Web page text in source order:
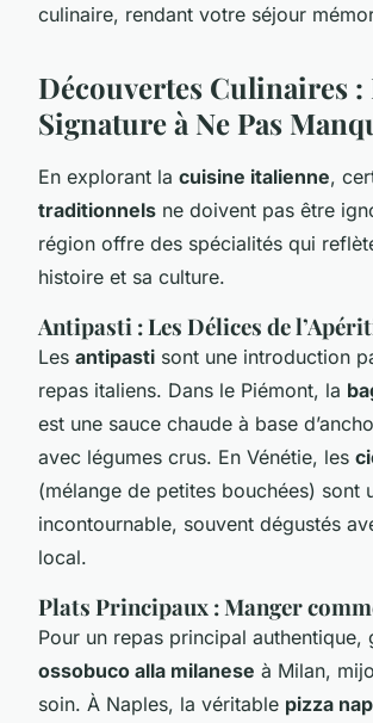
culinaire, rendant votre séjour
Découvertes Culinaires :
Signature à Ne Pas
En explorant la cuisine italienne,
traditionnels ne doivent pas être
région offre des spécialités qui
histoire et sa culture.
Antipasti : Les Délices de
Les antipasti sont une introduction
repas italiens. Dans le Piémont, la
est une sauce chaude à base
avec légumes crus. En Vénétie, les
(mélange de petites bouchées) sont
incontournable, souvent dégustés
local.
Plats Principaux : Manger
Pour un repas principal authentique,
ossobuco alla milanese à Milan,
soin. À Naples, la véritable pizza